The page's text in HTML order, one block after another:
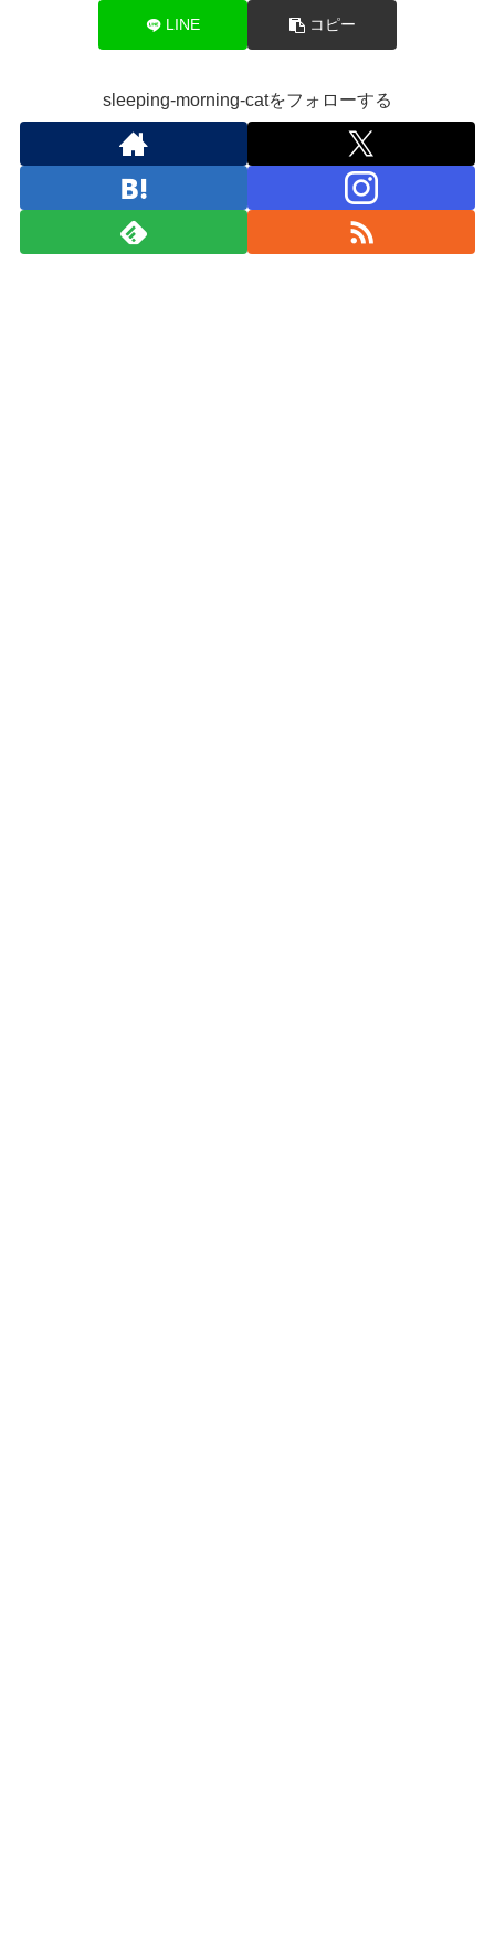
LINE コピー
sleeping-morning-catをフォローする